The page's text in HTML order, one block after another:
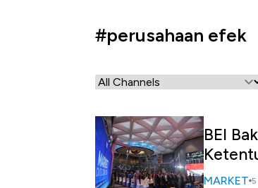
#perusahaan efek
BEI
MARKET 5